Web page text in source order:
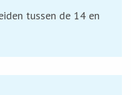
tussen de 14 en